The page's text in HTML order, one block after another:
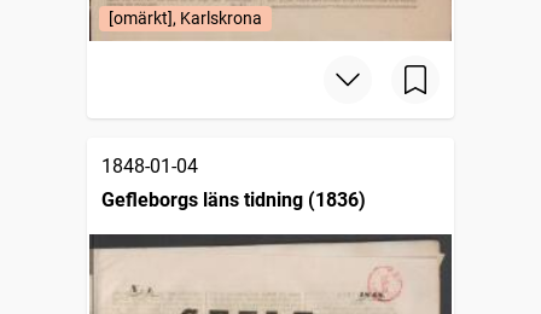
[omärkt], Karlskrona
1848-01-04
Gefleborgs läns tidning (1836)